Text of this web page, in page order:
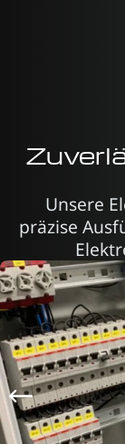
Unsere
präzise